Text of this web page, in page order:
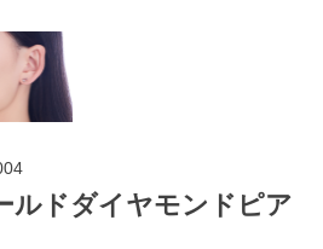
ルドダイヤモンドピア